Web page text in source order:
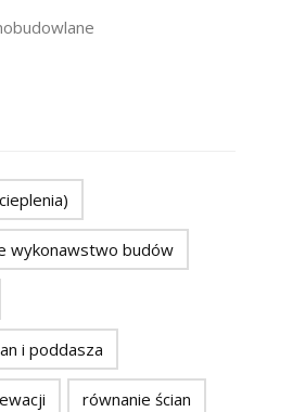
wykonawstwo budów
i poddasza
równanie ścian